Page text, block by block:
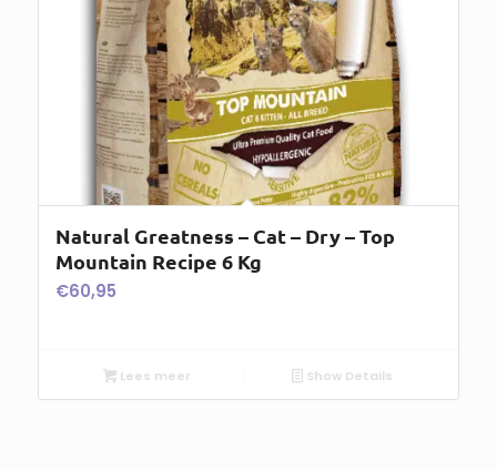
Natural Greatness – Cat – Dry – Top
Mountain Recipe 6 Kg
€60,95
Lees meer Show Details